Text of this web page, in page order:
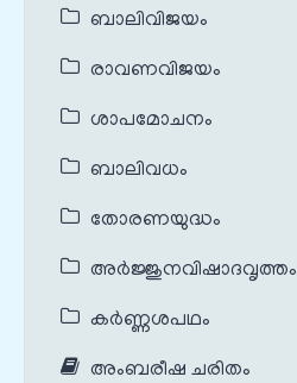
ബാലിവിജയം
രാവണവിജയം
ശാപമോചനം
ബാലിവധം
തോരണയുദ്ധം
അർജ്ജുനവിഷാദവൃത്തം
കർണ്ണശപഥം
അംബരീഷ ചരിതം